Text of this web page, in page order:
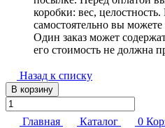
коробки: вес,
самостоятельно вы можете
Один заказ может
его стоимость не должна
Назад к списку
В корзину
Главная Каталог 0